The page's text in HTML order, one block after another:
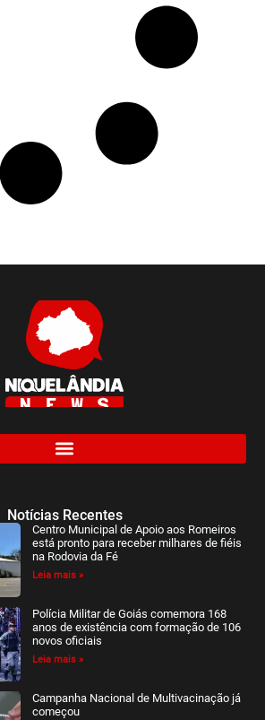
Notícias Recentes
Centro Municipal de Apoio aos Romeiros
está pronto para receber milhares de fiéis
na Rodovia da Fé
Leia mais »
Polícia Militar de Goiás comemora 168
anos de existência com formação de 106
novos oficiais
Leia mais »
Campanha Nacional de Multivacinação já
começou